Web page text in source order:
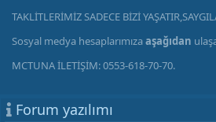
TAKLİTLERİMİZ SADECE BİZİ
Sosyal medya hesaplarımızaaşağıdan
MCTUNA İLETİŞİM: 0553-618-70-70.
Forum yazılımı